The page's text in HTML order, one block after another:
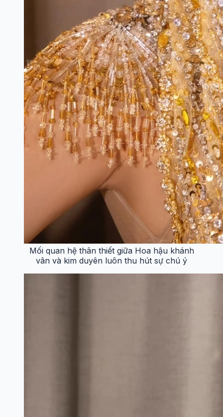
Mối quan hệ thân thiết giữa Hoa hậu khánh
vân và kim duyên luôn thu hút sự chú ý